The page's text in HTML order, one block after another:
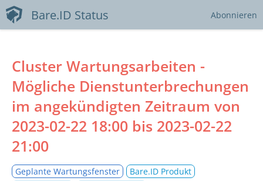
Bare.ID Status Abonnieren
Cluster Wartungsarbeiten -
Mögliche Dienstunterbrechungen
im angekündigten Zeitraum von
2023-02-22 18:00 bis 2023-02-22
21:00
Geplante Wartungsfenster
Bare.ID Produkt